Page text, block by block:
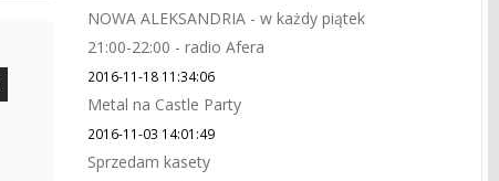
NOWA ALEKSANDRIA - w każdy piątek
21:00-22:00 - radio Afera
2016-11-18 11:34:06
Metal na Castle Party
2016-11-03 14:01:49
Sprzedam kasety